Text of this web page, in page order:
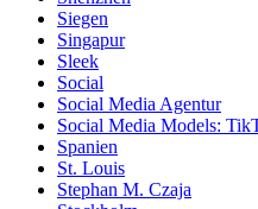
Siegen
Singapur
Sleek
Social
Social Media Agentur
Social Media Models:
Spanien
St. Louis
Stephan M. Czaja